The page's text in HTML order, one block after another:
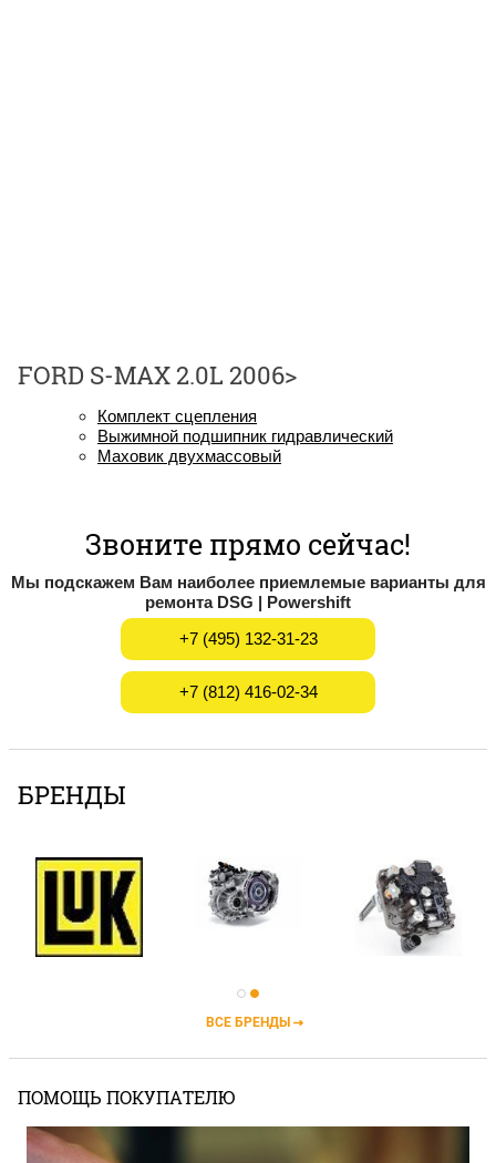
FORD S-MAX 2.0L 2006>
Комплект сцепления
Выжимной подшипник гидравлический
Маховик двухмассовый
Звоните прямо сейчас!
Мы подскажем Вам наиболее приемлемые варианты для
ремонта DSG | Powershift
+7 (495) 132-31-23
+7 (812) 416-02-34
БРЕНДЫ
ВСЕ БРЕНДЫ
ПОМОЩЬ ПОКУПАТЕЛЮ